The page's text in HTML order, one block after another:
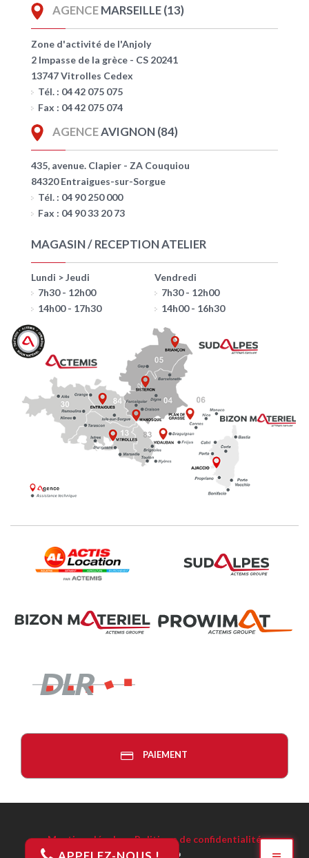
AGENCEMARSEILLE (13)
Zone d'activité de l'Anjoly
2 Impasse de la grèce - CS 20241
13747 Vitrolles Cedex
Tél. : 04 42 075 075
Fax : 04 42 075 074
AGENCEAVIGNON (84)
435, avenue. Clapier - ZA Couquiou
84320 Entraigues-sur-Sorgue
Tél. : 04 90 250 000
Fax : 04 90 33 20 73
MAGASIN / RECEPTION ATELIER
Lundi > Jeudi
7h30 - 12h00
14h00 - 17h30
Vendredi
7h30 - 12h00
14h00 - 16h30
PAIEMENT
Mentions légales-Politique de confidentialité